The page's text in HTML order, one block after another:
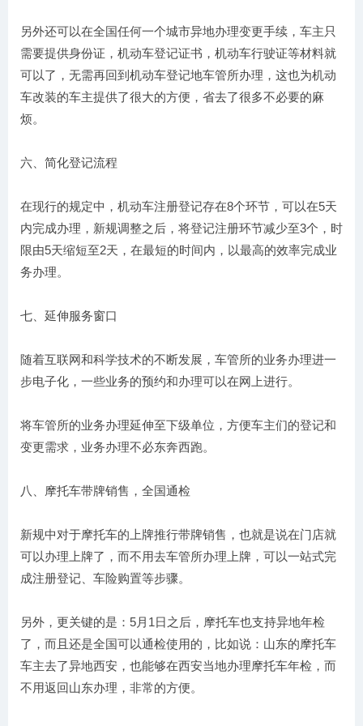
另外还可以在全国任何一个城市异地办理变更手续，车主只
需要提供身份证，机动车登记证书，机动车行驶证等材料就
可以了，无需再回到机动车登记地车管所办理，这也为机动
车改装的车主提供了很大的方便，省去了很多不必要的麻
烦。
六、简化登记流程
在现行的规定中，机动车注册登记存在8个环节，可以在5天
内完成办理，新规调整之后，将登记注册环节减少至3个，时
限由5天缩短至2天，在最短的时间内，以最高的效率完成业
务办理。
七、延伸服务窗口
随着互联网和科学技术的不断发展，车管所的业务办理进一
步电子化，一些业务的预约和办理可以在网上进行。
将车管所的业务办理延伸至下级单位，方便车主们的登记和
变更需求，业务办理不必东奔西跑。
八、摩托车带牌销售，全国通检
新规中对于摩托车的上牌推行带牌销售，也就是说在门店就
可以办理上牌了，而不用去车管所办理上牌，可以一站式完
成注册登记、车险购置等步骤。
另外，更关键的是：5月1日之后，摩托车也支持异地年检
了，而且还是全国可以通检使用的，比如说：山东的摩托车
车主去了异地西安，也能够在西安当地办理摩托车年检，而
不用返回山东办理，非常的方便。